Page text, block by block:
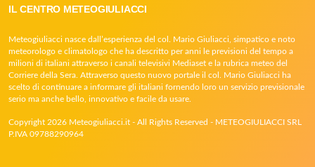
IL CENTRO METEOGIULIACCI
Meteogiuliacci nasce dall’esperienza del col. Mario Giuliacci, simpatico e noto
meteorologo e climatologo che ha descritto per anni le previsioni del tempo a
milioni di italiani attraverso i canali televisivi Mediaset e la rubrica meteo del
Corriere della Sera. Attraverso questo nuovo portale il col. Mario Giuliacci ha
scelto di continuare a informare gli italiani fornendo loro un servizio previsionale
serio ma anche bello, innovativo e facile da usare.
Copyright 2026 Meteogiuliacci.it - All Rights Reserved - METEOGIULIACCI SRL
P.IVA 09788290964